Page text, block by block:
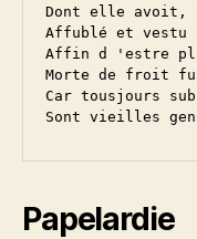
Dont elle avoit,
Affublé et vestu
Affin d 'estre
Morte de froit
Car tousjours
Papelardie